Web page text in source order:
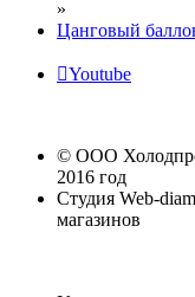
»
Цанговый
Youtube
© ООО
2016 год
Студия Web-
магазинов